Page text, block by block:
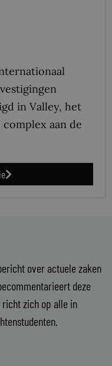
in Valley, het
aan de
over actuele zaken
deze
zich op alle in